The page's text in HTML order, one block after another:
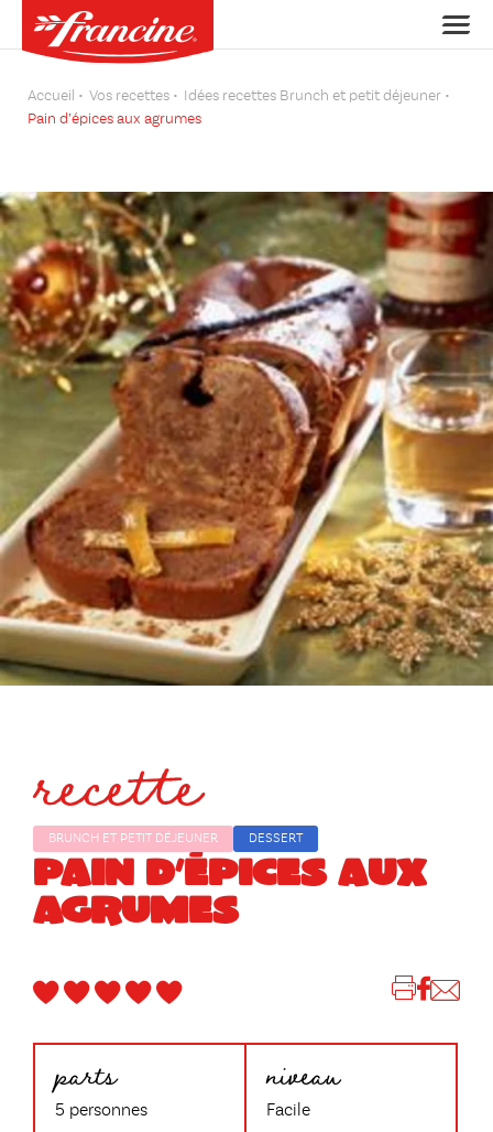
Accueil Vos recettes
Idées recettes Brunch et petit déjeuner
Pain d’épices aux agrumes
recette
BRUNCH ET PETIT DÉJEUNER DESSERT
PAIN D’ÉPICES AUX
AGRUMES
parts
5 personnes
niveau
Facile